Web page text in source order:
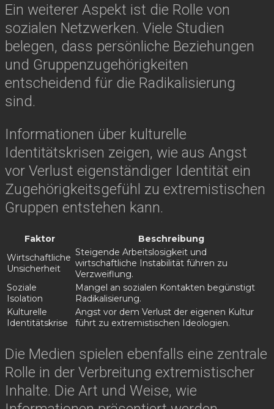
Ein weiterer Aspekt ist die Rolle von
sozialen Netzwerken. Viele Studien
belegen, dass persönliche Beziehungen
und Gruppenzugehörigkeiten
entscheidend für die Radikalisierung
sind.
Informationen über kulturelle
Identitätskrisen zeigen, wie aus Angst
vor Verlust eigenständiger Identität ein
Zugehörigkeitsgefühl zu extremistischen
Gruppen entstehen kann.
Faktor
Beschreibung
Wirtschaftliche
Unsicherheit
Steigende Arbeitslosigkeit und
wirtschaftliche Instabilität führen zu
Verzweiflung.
Soziale
Isolation
Mangel an sozialen Kontakten begünstigt
Radikalisierung.
Kulturelle
Identitätskrise
Angst vor dem Verlust der eigenen Kultur
führt zu extremistischen Ideologien.
Die Medien spielen ebenfalls eine zentrale
Rolle in der Verbreitung extremistischer
Inhalte. Die Art und Weise, wie